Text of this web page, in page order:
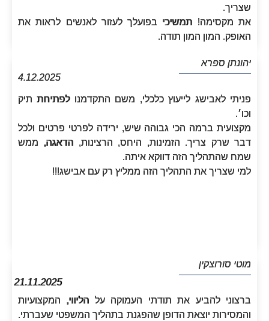
שצריך.
את מקסימה! תמשיכי בפועלך לעזור לאנשים לראות את
האופק. המון המון תודה.
פניתי לאבישג לייעוץ כלכלי, משם התקדמנו לפתיחת תיק
וכו׳.
מקצועית ברמה הכי גבוהה שיש, ירידה לפרטי פרטים ולכל
דבר שרק צריך. הזמינות, היחס, הרצינות, הדאגה, ממש
שמח שהתהליך הזה דווקא איתה.
למי שצריך את התהליך הזה ממליץ רק עם אבישג!!!
יהונתן ספרא
4.12.2025
ברצוני להביע את תודתי העמוקה על הליווי, המקצועיות
והמסירות יוצאת הדופן שהפגנת בתהליך המשפטי שעברתי.
מוטי סורוצקין
21.11.2025